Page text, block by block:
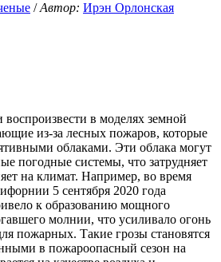
/Автор: Ирэн Орлонская
в моделях земной
из-за лесных пожаров, которые
облаками. Эти облака могут
погодные системы, что затрудняет
на климат. Например, во время
5 сентября 2020 года
к образованию мощного
молнии, что усиливало огонь
пожарных. Такие грозы становятся
в пожароопасный сезон на